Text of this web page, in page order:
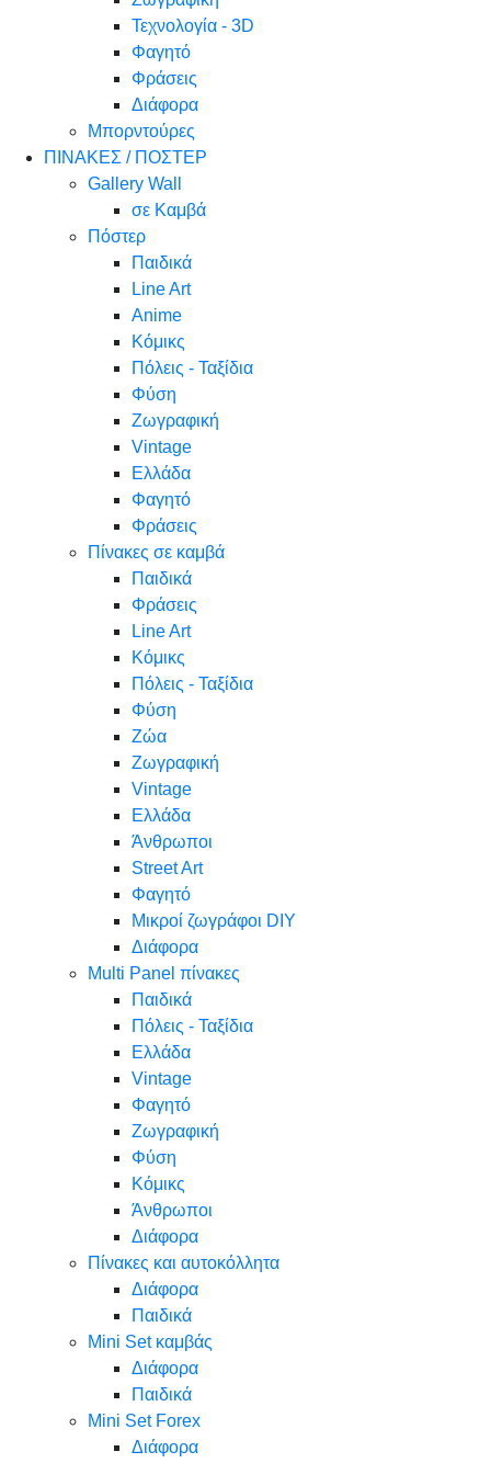
Τεχνολογία - 3D
Φαγητό
Φράσεις
Διάφορα
Μπορντούρες
ΠΙΝΑΚΕΣ / ΠΟΣΤΕΡ
Gallery Wall
σε Καμβά
Πόστερ
Παιδικά
Line Art
Anime
Κόμικς
Πόλεις - Ταξίδια
Φύση
Ζωγραφική
Vintage
Ελλάδα
Φαγητό
Φράσεις
Πίνακες σε καμβά
Παιδικά
Φράσεις
Line Art
Κόμικς
Πόλεις - Ταξίδια
Φύση
Ζώα
Ζωγραφική
Vintage
Ελλάδα
Άνθρωποι
Street Art
Φαγητό
Μικροί ζωγράφοι DIY
Διάφορα
Multi Panel πίνακες
Παιδικά
Πόλεις - Ταξίδια
Ελλάδα
Vintage
Φαγητό
Ζωγραφική
Φύση
Κόμικς
Άνθρωποι
Διάφορα
Πίνακες και αυτοκόλλητα
Διάφορα
Παιδικά
Mini Set καμβάς
Διάφορα
Παιδικά
Mini Set Forex
Διάφορα